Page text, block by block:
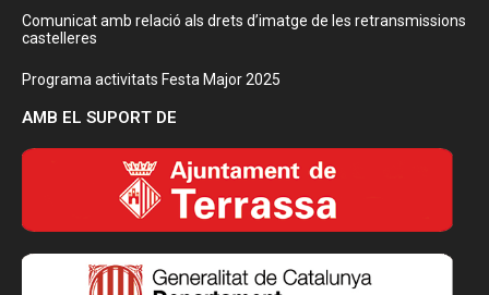
Comunicat amb relació als drets d’imatge de les retransmissions
castelleres
Programa activitats Festa Major 2025
AMB EL SUPORT DE